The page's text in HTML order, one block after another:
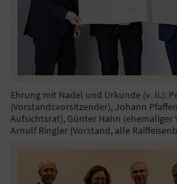
Ehrung mit Nadel und Urkunde (v. li.):
(Vorstandsvorsitzender), Johann
Aufsichtsrat), Günter Hahn
Arnulf Ringler (Vorstand, alle